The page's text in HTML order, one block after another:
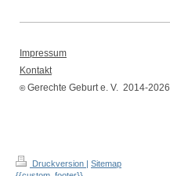
Impressum
Kontakt
©Gerechte Geburt e. V. 2014-2026
Druckversion | Sitemap